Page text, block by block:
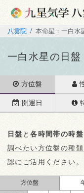
八雲院 本命星：一白水
一白水星の日盤
方位盤
開運日
日盤 と各時間帯の時盤
調べたい方位盤の種
認にご活用ください。
方位盤